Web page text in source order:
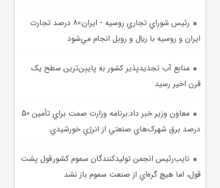
رئيس شوراي تجاري روسيه - ايران:80 درصد تجارت
ايران و روسيه با ريال و روبل انجام مي‌شود
منابع آب تجديدپذير کشور به پايين‌ترين سطح يک
قرن اخير رسيد
معاون وزير خبر داد:برنامه وزارت صمت براي تأمين 50
درصد برق شهرک‌هاي صنعتي از انرژي خورشيدي
نايب‌رئيس انجمن توليدکنندگان سموم کشور:قول پشت
قول، اما هيچ گره‌اي از صنعت سموم باز نشد